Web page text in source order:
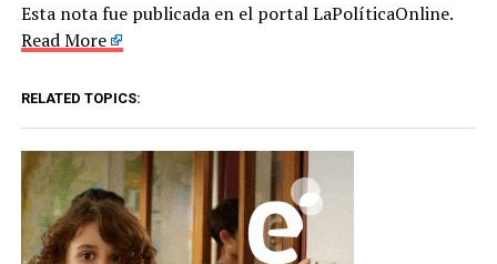
Esta nota fue publicada en el portal LaPolíticaOnline.
Read More
RELATED TOPICS: